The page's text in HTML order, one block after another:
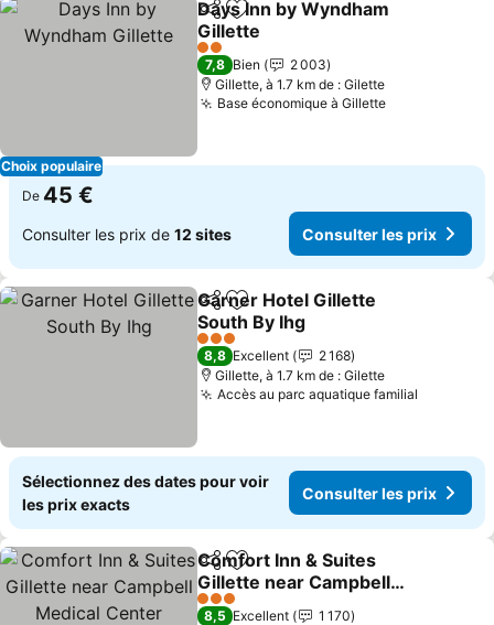
Choix populaire
PartagerAjouter à mes favoris
Days Inn by Wyndham
Gillette
Consulter les prix
2 Étoiles
7,8 Bien
2 003
Gillette, à 1.7 km de : Gilette
Base économique à GilletteConsulter
De 45 €
Consulter les prix de 12 sites Consulter les prix
PartagerAjouter à mes favoris
Garner Hotel Gillette
South By Ihg
Consulter les prix
3 Étoiles
8,8 Excellent
2 168
Gillette, à 1.7 km de : Gilette
Accès au parc aquatique familial
Sélectionnez des dates pour voir
les prix exacts
Consulter les prix
PartagerAjouter à mes favoris
Comfort Inn & Suites
Gillette near Campbell
Medical Center
Consulter les prix
3 Étoiles
8,5 Excellent
1 170